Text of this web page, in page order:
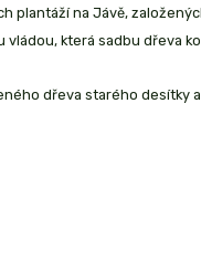
plantáží na Jávě,
vládou, která sadbu dřeva
dřeva starého desítky